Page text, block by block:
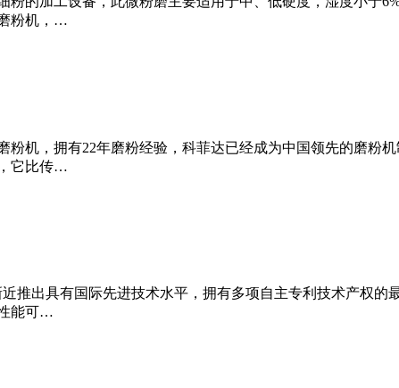
粉机，…
粉机，拥有22年磨粉经验，科菲达已经成为中国领先的磨粉
它比传…
推出具有国际先进技术水平，拥有多项自主专利技术产权
能可…